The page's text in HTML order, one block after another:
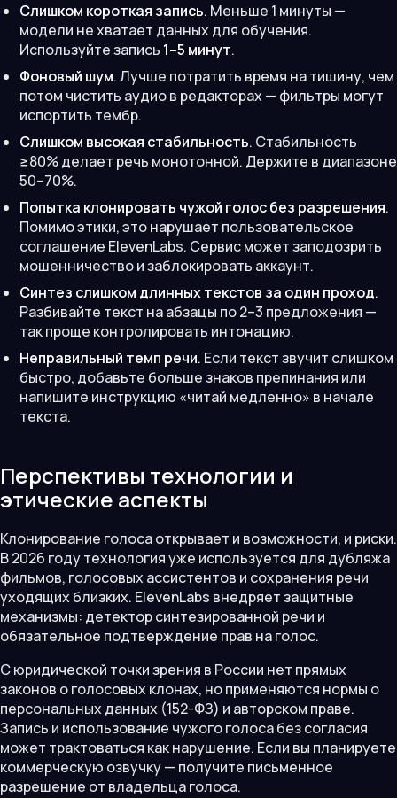
Слишком короткая запись. Меньше 1 минуты —
модели не хватает данных для обучения.
Используйте запись 1–5 минут.
Фоновый шум. Лучше потратить время на тишину, чем
потом чистить аудио в редакторах — фильтры могут
испортить тембр.
Слишком высокая стабильность. Стабильность
≥80% делает речь монотонной. Держите в диапазоне
50–70%.
Попытка клонировать чужой голос без разрешения.
Помимо этики, это нарушает пользовательское
соглашение ElevenLabs. Сервис может заподозрить
мошенничество и заблокировать аккаунт.
Синтез слишком длинных текстов за один проход.
Разбивайте текст на абзацы по 2–3 предложения —
так проще контролировать интонацию.
Неправильный темп речи. Если текст звучит слишком
быстро, добавьте больше знаков препинания или
напишите инструкцию «читай медленно» в начале
текста.
Перспективы технологии и
этические аспекты
Клонирование голоса открывает и возможности, и риски.
В 2026 году технология уже используется для дубляжа
фильмов, голосовых ассистентов и сохранения речи
уходящих близких. ElevenLabs внедряет защитные
механизмы: детектор синтезированной речи и
обязательное подтверждение прав на голос.
С юридической точки зрения в России нет прямых
законов о голосовых клонах, но применяются нормы о
персональных данных (152-ФЗ) и авторском праве.
Запись и использование чужого голоса без согласия
может трактоваться как нарушение. Если вы планируете
коммерческую озвучку — получите письменное
разрешение от владельца голоса.